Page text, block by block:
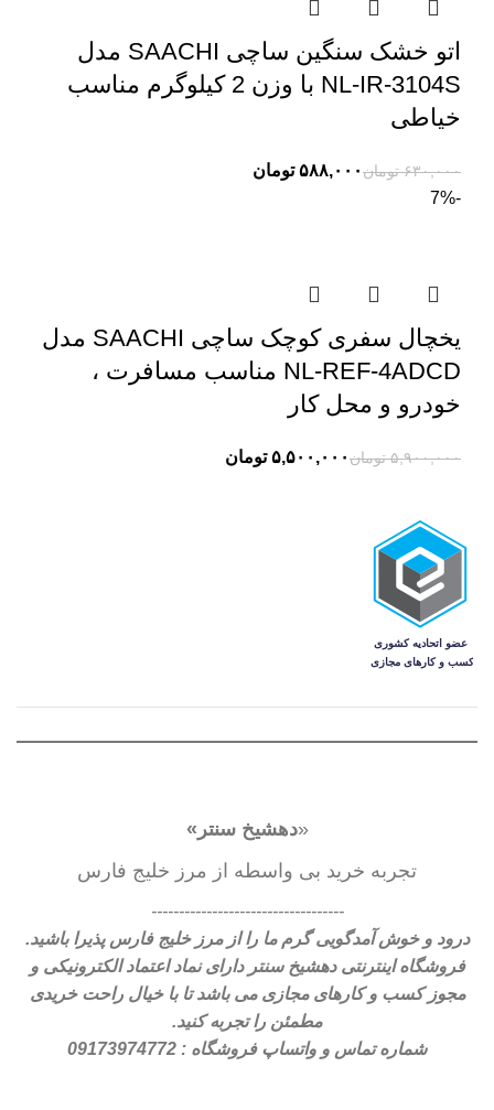
تومان
اتو خشک سنگین ساچی SAACHI مدل
NL-IR-3104S با وزن 2 کیلوگرم مناسب
خیاطی
۶۳۰,۰۰۰ تومان۵۸۸,۰۰۰ تومان
-7%
یخچال سفری کوچک ساچی SAACHI مدل
NL-REF-4ADCD مناسب مسافرت ،
خودرو و محل کار
۵,۹۰۰,۰۰۰ تومان۵,۵۰۰,۰۰۰ تومان
«دهشیخ سنتر»
تجربه خرید بی واسطه از مرز خلیج فارس
-----------------------------------
درود و خوش آمدگویی گرم ما را از مرز خلیج فارس پذیرا باشید.
فروشگاه اینترنتی دهشیخ سنتر دارای نماد اعتماد الکترونیکی و
مجوز کسب و کارهای مجازی می باشد تا با خیال راحت خریدی
مطمئن را تجربه کنید.
شماره تماس و واتساپ فروشگاه : 09173974772